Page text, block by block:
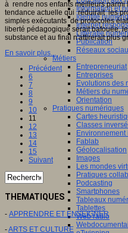
Information et
Identité
Internet
Littératie
Publication
Réseaux
Métiers
Entrepreneuriat
Entreprises
Evolutions des
Métiers du
Orientation
Pratiques numériques
Cartes
Classes
Environnement
Fablab
Géolocalisation
Images
Les mondes
Pratiques
Podcasting
Smartphones
Tableaux
Tablettes
Web radio
à rendre nos enfants meilleurs parmi
tendance actuelle qui réduirait les
simples exécutants de protocoles
liberté pédagogique serait bafouée,
substance et au final n'attirerait plus
En savoir plus...
Précédent
6
7
8
9
10
11
12
13
14
15
Suivant
THEMATIQUES
- APPRENDRE ET ENSEIGNER
-ARTS ET CULTURE